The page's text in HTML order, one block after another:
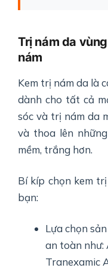
Trị nám da
nám
Kem trị nám da là
dành cho tất cả
sóc và trị nám da
và thoa lên
mềm, trắng hơn.
Bí kíp chọn kem
bạn:
Lựa chọn
an toàn như:
Tranexamic